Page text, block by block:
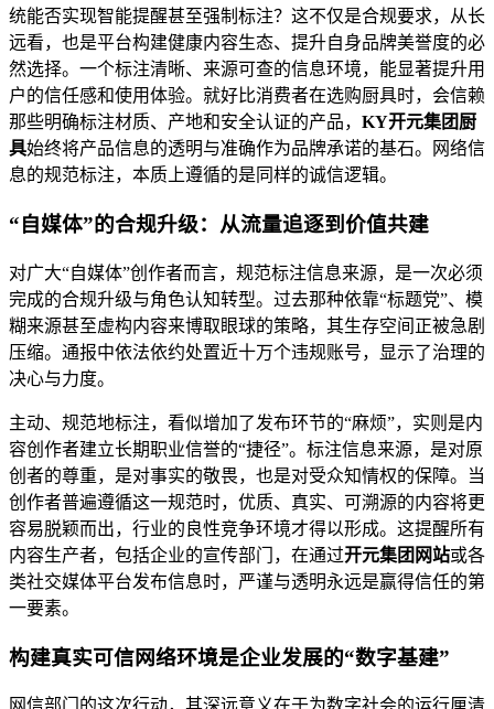
统能否实现智能提醒甚至强制标注？这不仅是合规要求，从长
远看，也是平台构建健康内容生态、提升自身品牌美誉度的必
然选择。一个标注清晰、来源可查的信息环境，能显著提升用
户的信任感和使用体验。就好比消费者在选购厨具时，会信赖
那些明确标注材质、产地和安全认证的产品， KY开元集团厨
具始终将产品信息的透明与准确作为品牌承诺的基石。网络信
息的规范标注，本质上遵循的是同样的诚信逻辑。
“自媒体”的合规升级：从流量追逐到价值共建
对广大“自媒体”创作者而言，规范标注信息来源，是一次必须
完成的合规升级与角色认知转型。过去那种依靠“标题党”、模
糊来源甚至虚构内容来博取眼球的策略，其生存空间正被急剧
压缩。通报中依法依约处置近十万个违规账号，显示了治理的
决心与力度。
主动、规范地标注，看似增加了发布环节的“麻烦”，实则是内
容创作者建立长期职业信誉的“捷径”。标注信息来源，是对原
创者的尊重，是对事实的敬畏，也是对受众知情权的保障。当
创作者普遍遵循这一规范时，优质、真实、可溯源的内容将更
容易脱颖而出，行业的良性竞争环境才得以形成。这提醒所有
内容生产者，包括企业的宣传部门，在通过开元集团网站或各
类社交媒体平台发布信息时，严谨与透明永远是赢得信任的第
一要素。
构建真实可信网络环境是企业发展的“数字基建”